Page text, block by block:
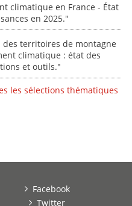
climatique en France - État
en 2025."
des territoires de montagne
climatique : état des
et outils."
les sélections thématiques
Facebook
Twitter